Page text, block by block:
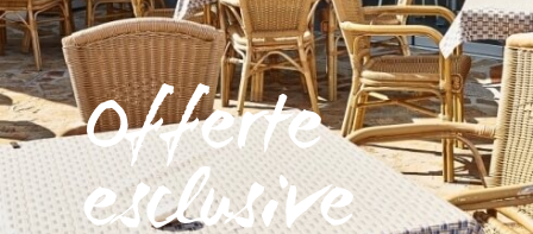
Offerte
esclusive